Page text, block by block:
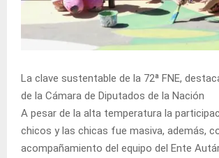
La clave sustentable de la 72ª FNE,
de la Cámara de Diputados de la Nación
A pesar de la alta temperatura la
chicos y las chicas fue masiva, además,
acompañamiento del equipo del Ente